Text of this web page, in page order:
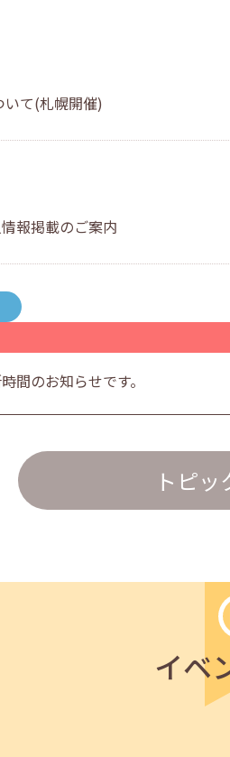
て(札幌開催)
報掲載のご案内
間のお知らせです。
めの『越境人材育成』３ステッ
トピ
イベ